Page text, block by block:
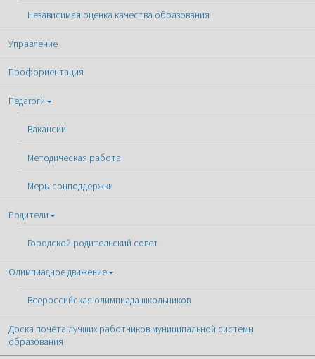
Независимая оценка качества образования
Управление
Профориентация
Педагоги
Вакансии
Методическая работа
Меры соцподдержки
Родители
Городской родительский совет
Олимпиадное движение
Всероссийская олимпиада школьников
Доска почёта лучших работников муниципальной системы
образования